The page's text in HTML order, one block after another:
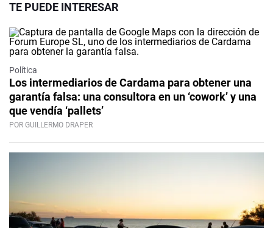
TE PUEDE INTERESAR
Política
Los intermediarios de Cardama para obtener una
garantía falsa: una consultora en un ‘cowork’ y una
que vendía ‘pallets’
POR GUILLERMO DRAPER